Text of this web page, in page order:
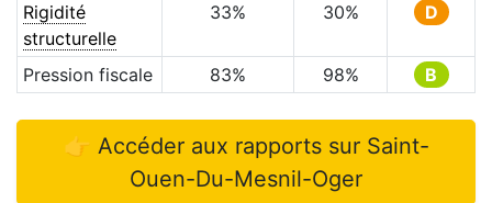
Rigidité
structurelle
33% 30% D
Pression fiscale 83% 98% B
👉 Accéder aux rapports sur Saint-
Ouen-Du-Mesnil-Oger